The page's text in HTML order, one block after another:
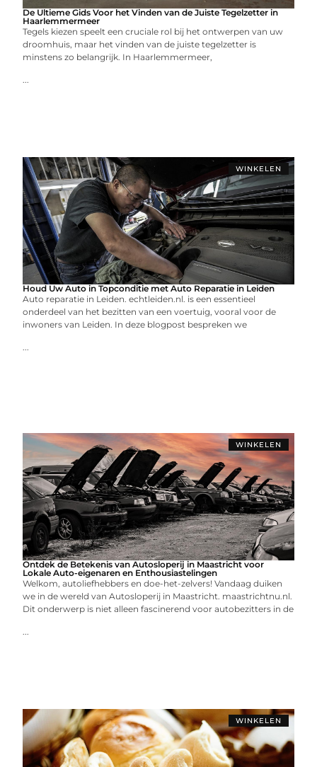
De Ultieme Gids Voor het Vinden van de Juiste Tegelzetter in
Haarlemmermeer
Tegels kiezen speelt een cruciale rol bij het ontwerpen van uw
droomhuis, maar het vinden van de juiste tegelzetter is
minstens zo belangrijk. In Haarlemmermeer,
...
WINKELEN
Houd Uw Auto in Topconditie met Auto Reparatie in Leiden
Auto reparatie in Leiden. echtleiden.nl. is een essentieel
onderdeel van het bezitten van een voertuig, vooral voor de
inwoners van Leiden. In deze blogpost bespreken we
...
WINKELEN
Ontdek de Betekenis van Autosloperij in Maastricht voor
Lokale Auto-eigenaren en Enthousiastelingen
Welkom, autoliefhebbers en doe-het-zelvers! Vandaag duiken
we in de wereld van Autosloperij in Maastricht. maastrichtnu.nl.
Dit onderwerp is niet alleen fascinerend voor autobezitters in de
...
WINKELEN